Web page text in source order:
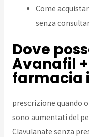
Come
senza
Dove
Avanafil
farmacia
prescrizione quando
sono aumentati del
Clavulanate senza